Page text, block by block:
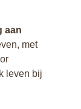
aan
met
leven bij